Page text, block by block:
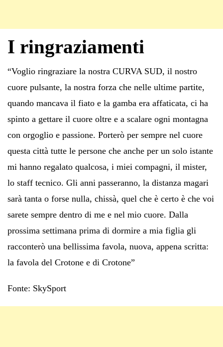
I ringraziamenti
“Voglio ringraziare la nostra CURVA SUD, il nostro
cuore pulsante, la nostra forza che nelle ultime partite,
quando mancava il fiato e la gamba era affaticata, ci ha
spinto a gettare il cuore oltre e a scalare ogni montagna
con orgoglio e passione. Porterò per sempre nel cuore
questa città tutte le persone che anche per un solo istante
mi hanno regalato qualcosa, i miei compagni, il mister,
lo staff tecnico. Gli anni passeranno, la distanza magari
sarà tanta o forse nulla, chissà, quel che è certo è che voi
sarete sempre dentro di me e nel mio cuore. Dalla
prossima settimana prima di dormire a mia figlia gli
racconterò una bellissima favola, nuova, appena scritta:
la favola del Crotone e di Crotone”
Fonte: SkySport